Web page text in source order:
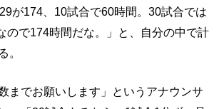
が174、10試合で60時間。30試合では
ので174時間だな。」と、自分の中で計
。
までお願いします」というアナウンサ